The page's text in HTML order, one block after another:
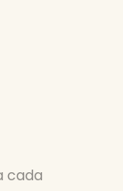
cada